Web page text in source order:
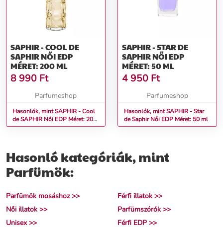
SAPHIR - COOL DE
SAPHIR NŐI EDP
MÉRET: 200 ML
8 990 Ft
Parfumeshop
Hasonlók, mint SAPHIR - Cool
de SAPHIR Női EDP Méret: 200
ml
SAPHIR - STAR DE
SAPHIR NŐI EDP
MÉRET: 50 ML
4 950 Ft
Parfumeshop
Hasonlók, mint SAPHIR - Star
de Saphir Női EDP Méret: 50 ml
Hasonló kategóriák, mint
Parfümök:
Parfümök mosáshoz >>
Férfi illatok >>
Női illatok >>
Parfümszórók >>
Unisex >>
Férfi EDP >>